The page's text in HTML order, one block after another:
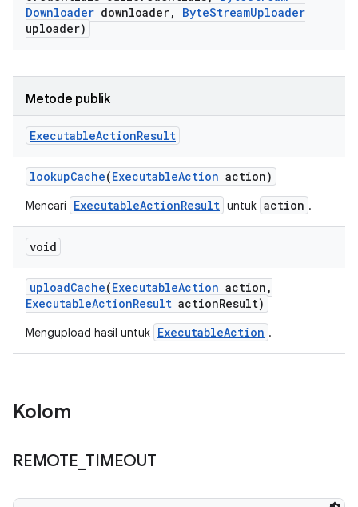
Downloader downloader, ByteStreamUploader
uploader)
Metode publik
ExecutableActionResult
lookupCache(ExecutableAction action)
Mencari ExecutableActionResult untuk action .
void
uploadCache(ExecutableAction action ,
ExecutableActionResult actionResult)
Mengupload hasil untuk ExecutableAction .
Kolom
REMOTE TIMEOUT